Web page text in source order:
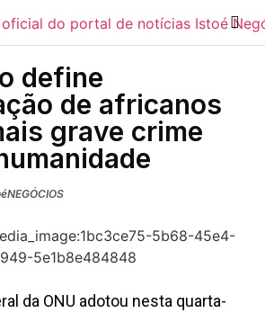
define
de africanos
grave crime
da ONU adotou nesta quarta-